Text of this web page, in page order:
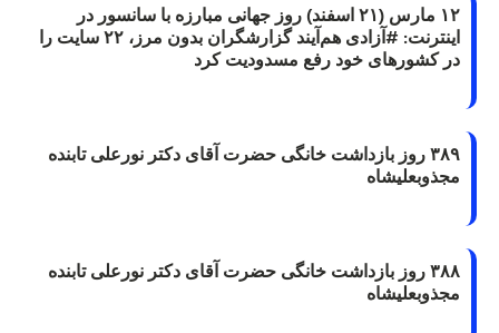
۱۲ مارس (۲۱ اسفند) روز جهانی مبارزه با سانسور در
اینترنت: #آزادی هم‌آیند گزارشگران‌ بدون مرز، ۲۲ سایت را
در کشورهای خود رفع مسدودیت کرد
۳۸۹ روز بازداشت خانگی حضرت آقای دکتر نورعلی تابنده
مجذوبعلیشاه
۳۸۸ روز بازداشت خانگی حضرت آقای دکتر نورعلی تابنده
مجذوبعلیشاه